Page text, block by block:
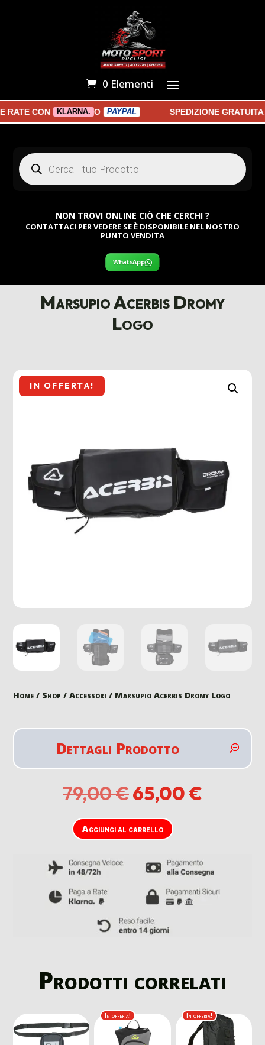
0 Elementi
CON KLARNA. O PAYPAL SPEDIZIONE GRATUITA
Products
search
NON TROVI ONLINE CIÒ CHE CERCHI ?
CONTATTACI PER VEDERE SE È DISPONIBILE NEL NOSTRO
PUNTO VENDITA
WhatsApp
Marsupio Acerbis Dromy
Logo
IN OFFERTA!
Home / Shop /Accessori / Marsupio Acerbis Dromy Logo
Dettagli Prodotto
79,00€Il
prezzo
originale
era:
79,00 €.
65,00€
Aggiungi al carrello
Prodotti correlati
In offerta! In offerta!